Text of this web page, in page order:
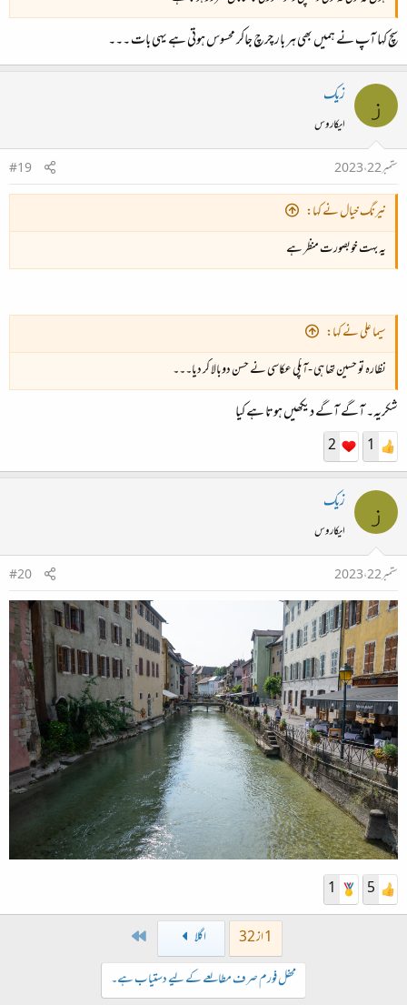
سچ کہا آپ نے ہمیں بھی ہر بار چرچ جاکر محسوس ہوتی ہے یہی بات ۔۔۔
ز زیک
ایکاروس
ستمبر 22، 2023
#19
نیرنگ خیال نے کہا:
یہ بہت خوبصورت منظر ہے
سیما علی نے کہا:
نظارہ تو حسین تھا ہی -آپکی عکاسی نے حسن دوبالا کر دیا۔۔۔
شکریہ۔ آگے آگے دیکھیں ہوتا ہے کیا
1
2
ز زیک
ایکاروس
ستمبر 22، 2023
#20
5
1
1 از 32
اگلا
محفل فورم صرف مطالعے کے لیے دستیاب ہے۔